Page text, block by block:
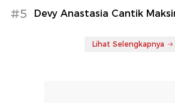
#5 Devy Anastasia Cantik
Lihat Selengkapnya